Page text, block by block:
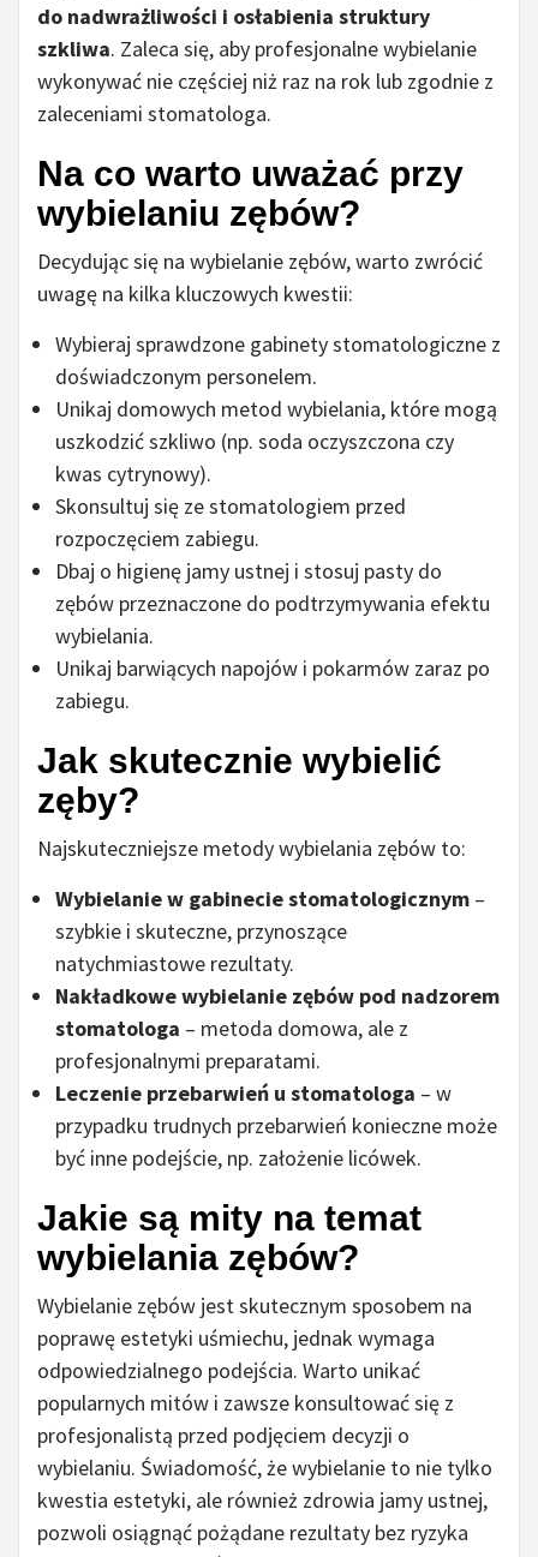
do nadwrażliwości i osłabienia struktury
szkliwa. Zaleca się, aby profesjonalne wybielanie
wykonywać nie częściej niż raz na rok lub zgodnie z
zaleceniami stomatologa.
Na co warto uważać przy
wybielaniu zębów?
Decydując się na wybielanie zębów, warto zwrócić
uwagę na kilka kluczowych kwestii:
Wybieraj sprawdzone gabinety stomatologiczne z
doświadczonym personelem.
Unikaj domowych metod wybielania, które mogą
uszkodzić szkliwo (np. soda oczyszczona czy
kwas cytrynowy).
Skonsultuj się ze stomatologiem przed
rozpoczęciem zabiegu.
Dbaj o higienę jamy ustnej i stosuj pasty do
zębów przeznaczone do podtrzymywania efektu
wybielania.
Unikaj barwiących napojów i pokarmów zaraz po
zabiegu.
Jak skutecznie wybielić
zęby?
Najskuteczniejsze metody wybielania zębów to:
Wybielanie w gabinecie stomatologicznym –
szybkie i skuteczne, przynoszące
natychmiastowe rezultaty.
Nakładkowe wybielanie zębów pod nadzorem
stomatologa – metoda domowa, ale z
profesjonalnymi preparatami.
Leczenie przebarwień u stomatologa – w
przypadku trudnych przebarwień konieczne może
być inne podejście, np. założenie licówek.
Jakie są mity na temat
wybielania zębów?
Wybielanie zębów jest skutecznym sposobem na
poprawę estetyki uśmiechu, jednak wymaga
odpowiedzialnego podejścia. Warto unikać
popularnych mitów i zawsze konsultować się z
profesjonalistą przed podjęciem decyzji o
wybielaniu. Świadomość, że wybielanie to nie tylko
kwestia estetyki, ale również zdrowia jamy ustnej,
pozwoli osiągnąć pożądane rezultaty bez ryzyka